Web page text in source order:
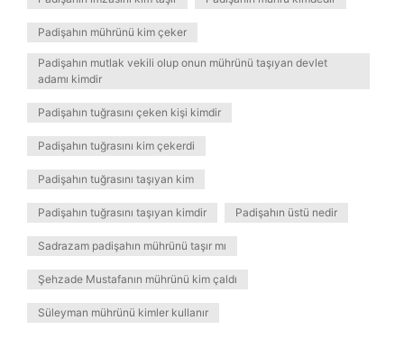
Padişahın mührünü kim çeker
Padişahın mutlak vekili olup onun mührünü taşıyan devlet
adamı kimdir
Padişahın tuğrasını çeken kişi kimdir
Padişahın tuğrasını kim çekerdi
Padişahın tuğrasını taşıyan kim
Padişahın tuğrasını taşıyan kimdir Padişahın üstü nedir
Sadrazam padişahın mührünü taşır mı
Şehzade Mustafanın mührünü kim çaldı
Süleyman mührünü kimler kullanır